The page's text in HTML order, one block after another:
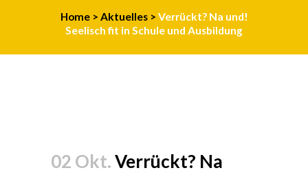
Home> Aktuelles> Verrückt? Na und!
Seelisch fit in Schule und Ausbildung
02 Okt.Verrückt? Na